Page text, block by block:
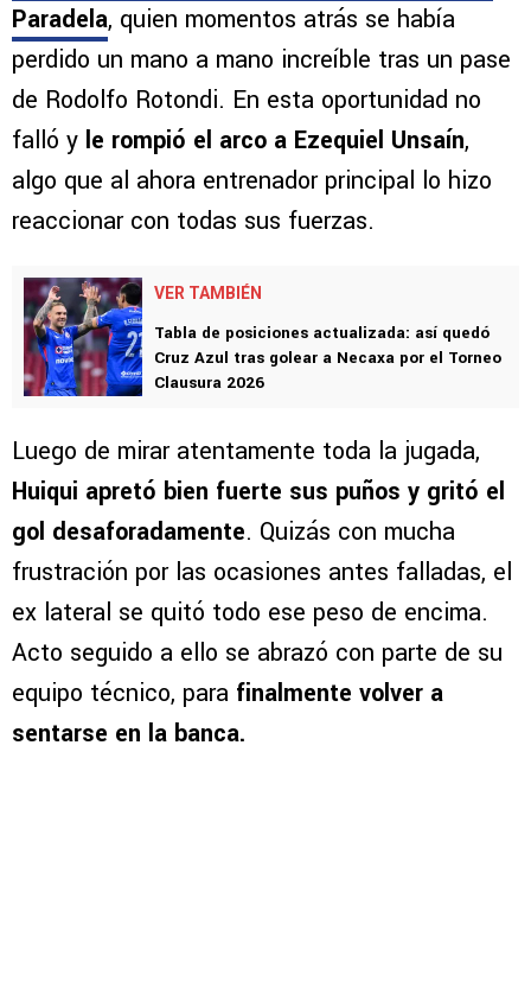
Paradela, quien momentos atrás se había
perdido un mano a mano increíble tras un pase
de Rodolfo Rotondi. En esta oportunidad no
falló y le rompió el arco a Ezequiel Unsaín,
algo que al ahora entrenador principal lo hizo
reaccionar con todas sus fuerzas.
VER TAMBIÉN
Tabla de posiciones actualizada: así quedó
Cruz Azul tras golear a Necaxa por el Torneo
Clausura 2026
Luego de mirar atentamente toda la jugada,
Huiqui apretó bien fuerte sus puños y gritó el
gol desaforadamente. Quizás con mucha
frustración por las ocasiones antes falladas, el
ex lateral se quitó todo ese peso de encima.
Acto seguido a ello se abrazó con parte de su
equipo técnico, para finalmente volver a
sentarse en la banca.